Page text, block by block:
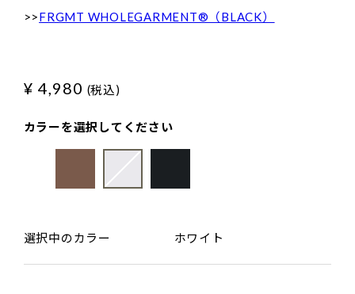
>>FRGMT WHOLEGARMENT®（BLACK）
¥ 4,980 (税込)
カラーを選択してください
選択中のカラー ホワイト